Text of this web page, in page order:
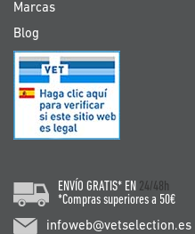
Marcas
Blog
ENVÍO GRATIS* EN 24/48h
*Compras superiores a 50€
infoweb@vetselection.es